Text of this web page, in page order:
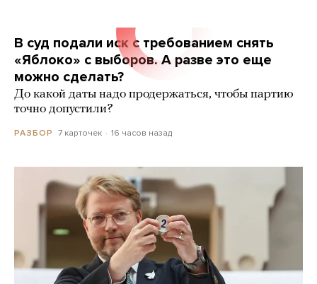
В суд подали иск с требованием снять
«Яблоко» с выборов. А разве это еще
можно сделать?
До какой даты надо продержаться, чтобы партию
точно допустили?
РАЗБОР 7 карточек 16 часов назад